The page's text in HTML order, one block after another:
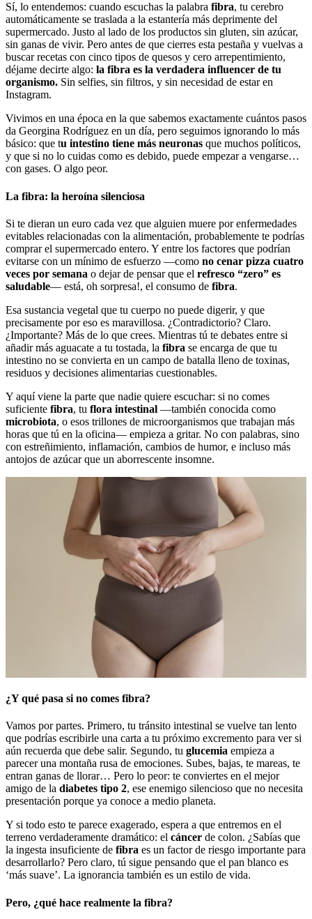
Sí, lo entendemos: cuando escuchas la palabra fibra, tu cerebro
automáticamente se traslada a la estantería más deprimente del
supermercado. Justo al lado de los productos sin gluten, sin azúcar,
sin ganas de vivir. Pero antes de que cierres esta pestaña y vuelvas a
buscar recetas con cinco tipos de quesos y cero arrepentimiento,
déjame decirte algo: la fibra es la verdadera influencer de tu
organismo. Sin selfies, sin filtros, y sin necesidad de estar en
Instagram.
Vivimos en una época en la que sabemos exactamente cuántos pasos
da Georgina Rodríguez en un día, pero seguimos ignorando lo más
básico: que tu intestino tiene más neuronas que muchos políticos,
y que si no lo cuidas como es debido, puede empezar a vengarse…
con gases. O algo peor.
La fibra: la heroína silenciosa
Si te dieran un euro cada vez que alguien muere por enfermedades
evitables relacionadas con la alimentación, probablemente te podrías
comprar el supermercado entero. Y entre los factores que podrían
evitarse con un mínimo de esfuerzo —como no cenar pizza cuatro
veces por semana o dejar de pensar que el refresco “zero” es
saludable— está, oh sorpresa!, el consumo de fibra.
Esa sustancia vegetal que tu cuerpo no puede digerir, y que
precisamente por eso es maravillosa. ¿Contradictorio? Claro.
¿Importante? Más de lo que crees. Mientras tú te debates entre si
añadir más aguacate a tu tostada, la fibra se encarga de que tu
intestino no se convierta en un campo de batalla lleno de toxinas,
residuos y decisiones alimentarias cuestionables.
Y aquí viene la parte que nadie quiere escuchar: si no comes
suficiente fibra, tu flora intestinal —también conocida como
microbiota, o esos trillones de microorganismos que trabajan más
horas que tú en la oficina— empieza a gritar. No con palabras, sino
con estreñimiento, inflamación, cambios de humor, e incluso más
antojos de azúcar que un aborrescente insomne.
¿Y qué pasa si no comes fibra?
Vamos por partes. Primero, tu tránsito intestinal se vuelve tan lento
que podrías escribirle una carta a tu próximo excremento para ver si
aún recuerda que debe salir. Segundo, tu glucemia empieza a
parecer una montaña rusa de emociones. Subes, bajas, te mareas, te
entran ganas de llorar… Pero lo peor: te conviertes en el mejor
amigo de la diabetes tipo 2, ese enemigo silencioso que no necesita
presentación porque ya conoce a medio planeta.
Y si todo esto te parece exagerado, espera a que entremos en el
terreno verdaderamente dramático: el cáncer de colon. ¿Sabías que
la ingesta insuficiente de fibra es un factor de riesgo importante para
desarrollarlo? Pero claro, tú sigue pensando que el pan blanco es
‘más suave’. La ignorancia también es un estilo de vida.
Pero, ¿qué hace realmente la fibra?